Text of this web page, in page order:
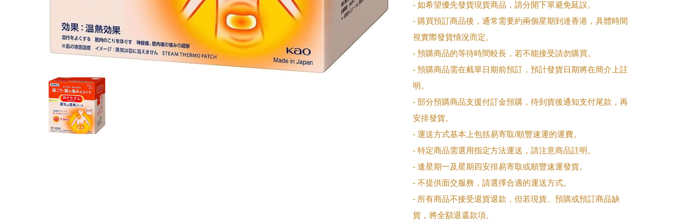
- 如希望優先發貨現貨商品，請分開下單避免延誤。
- 購買預訂商品後，通常需要約兩個星期到達香港，具體時間
視實際發貨情況而定。
- 預購商品的等待時間較長，若不能接受請勿購買。
- 預購商品需在截單日期前預訂，預計發貨日期將在簡介上註
明。
- 部分預購商品支援付訂金預購，待到貨後通知支付尾款，再
安排發貨。
- 運送方式基本上包括易寄取/順豐速運的運費。
- 特定商品需選用指定方法運送，請注意商品註明。
- 逢星期一及星期四安排易寄取或順豐速運發貨。
- 不提供面交服務，請選擇合適的運送方式。
- 所有商品不接受退貨退款，但若現貨、預購或預訂商品缺
貨，將全額退還款項。